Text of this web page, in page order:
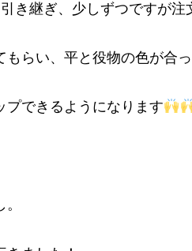
き継ぎ、少しずつですが注
もらい、平と役物の色が合
プできるようになります